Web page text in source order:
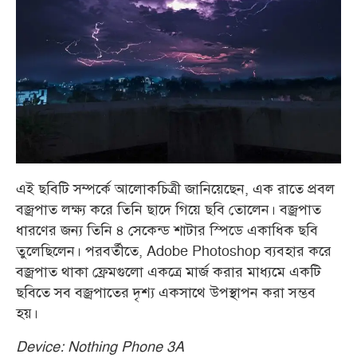
এই ছবিটি সম্পর্কে আলোকচিত্রী জানিয়েছেন, এক রাতে প্রবল
বজ্রপাত লক্ষ্য করে তিনি ছাদে গিয়ে ছবি তোলেন। বজ্রপাত
ধারণের জন্য তিনি ৪ সেকেন্ড শাটার স্পিডে একাধিক ছবি
তুলেছিলেন। পরবর্তীতে, Adobe Photoshop ব্যবহার করে
বজ্রপাত থাকা ফ্রেমগুলো একত্রে মার্জ করার মাধ্যমে একটি
ছবিতে সব বজ্রপাতের দৃশ্য একসাথে উপস্থাপন করা সম্ভব
হয়।
Device: Nothing Phone 3A